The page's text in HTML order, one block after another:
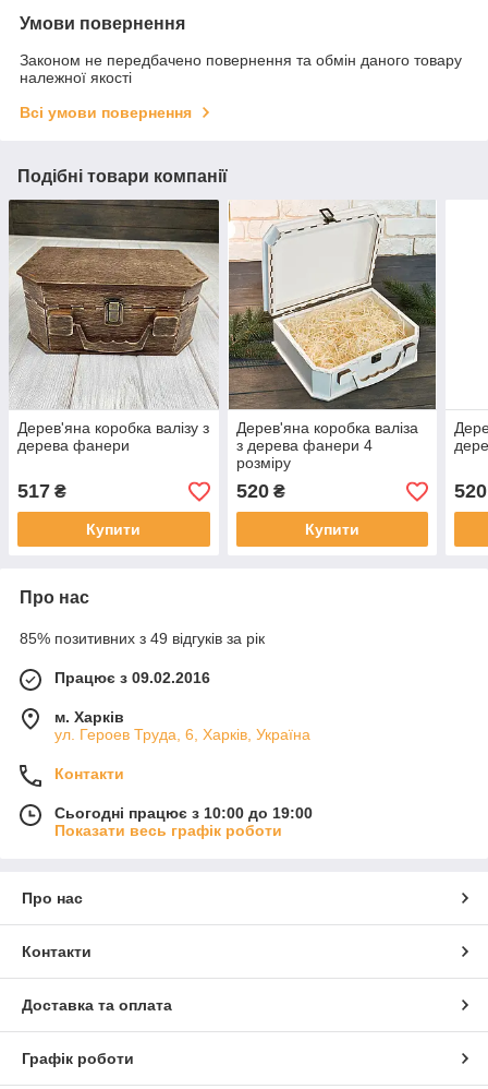
Умови повернення
Законом не передбачено повернення та обмін даного товару
належної якості
Всі умови повернення
Подібні товари компанії
Дерев'яна коробка валізу з
дерева фанери
517 ₴
Купити
Дерев'яна коробка валіза
з дерева фанери 4
розміру
520₴
Купити
520
Про нас
85% позитивних з 49 відгуків за рік
Працює з 09.02.2016
м. Харків
ул. Героев Труда, 6, Харків, Україна
Контакти
Сьогодні працює з 10:00 до 19:00
Показати весь графік роботи
Про нас
Контакти
Доставка та оплата
Графік роботи